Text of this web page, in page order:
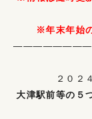
※年末年始
２０２
大津駅前等の５